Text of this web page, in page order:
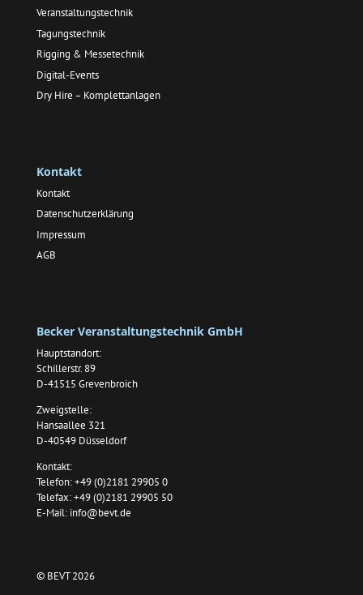
Veranstaltungstechnik
Tagungstechnik
Rigging & Messetechnik
Digital-Events
Dry Hire – Komplettanlagen
Kontakt
Kontakt
Datenschutzerklärung
Impressum
AGB
Becker Veranstaltungstechnik GmbH
Hauptstandort:
Schillerstr. 89
D-41515 Grevenbroich
Zweigstelle:
Hansaallee 321
D-40549 Düsseldorf
Kontakt:
Telefon: +49 (0)2181 29905 0
Telefax: +49 (0)2181 29905 50
E-Mail: info@bevt.de
© BEVT 2026